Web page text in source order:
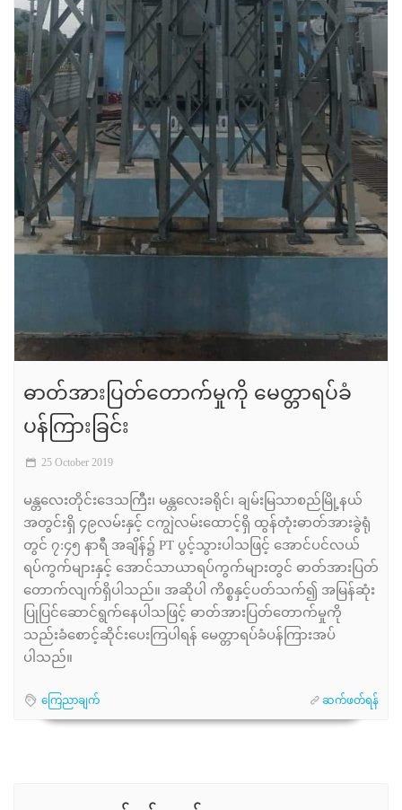
ဓာတ်အားပြတ်တောက်မှုကို မေတ္တာရပ်ခံ
ပန်ကြားခြင်း
25 October 2019
မန္တလေးတိုင်းဒေသကြီး၊ မန္တလေးခရိုင်၊ ချမ်းမြသာစည်မြို့နယ်
အတွင်းရှိ ၄၉လမ်းနှင့် ငကျွဲလမ်းထောင့်ရှိ ထွန်တုံးဓာတ်အားခွဲရုံ
တွင် ၇:၄၅ နာရီ အချိန်၌ PT ပွင့်သွားပါသဖြင့် အောင်ပင်လယ်
ရပ်ကွက်များနှင့် အောင်သာယာရပ်ကွက်များတွင် ဓာတ်အားပြတ်
တောက်လျက်ရှိပါသည်။ အဆိုပါ ကိစ္စနှင့်ပတ်သက်၍ အမြန်ဆုံး
ပြုပြင်ဆောင်ရွက်နေပါသဖြင့် ဓာတ်အားပြတ်တောက်မှုကို
သည်းခံစောင့်ဆိုင်းပေးကြပါရန် မေတ္တာရပ်ခံပန်ကြားအပ်
ပါသည်။
ကြေညာချက် ဆက်ဖတ်ရန်